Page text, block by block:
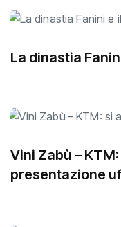
La dinastia
Vini Zabù –
presentazione